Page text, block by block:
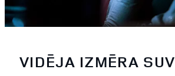
VIDĒJA IZMĒRA SUV